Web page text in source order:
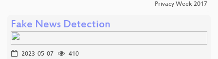
Privacy Week 2017
Fake News Detection
2023-05-07
410